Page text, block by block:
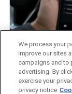
Conducción
la calefacción
We process your
improve our sites
campaigns and to
advertising. By
exercise your
privacy notice